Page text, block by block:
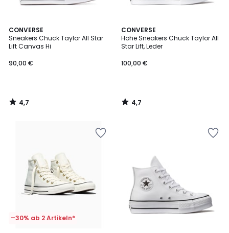
CONVERSE
Sneakers Chuck Taylor All Star
Lift Canvas Hi
90,00 €
4,7
/ 5
4,7
/
CONVERSE
Hohe Sneakers Chuck Taylor All
Star Lift, Leder
100,00 €
4,7
/ 5
4,7
/
–30% ab 2 Artikeln*